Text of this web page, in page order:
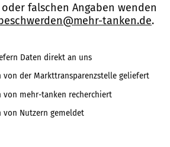
falschen Angaben wenden
tanken.de.
Daten direkt an uns
von der Markttransparenzstelle geliefert
von mehr-tanken recherchiert
von Nutzern gemeldet